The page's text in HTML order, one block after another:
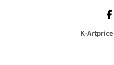
K-Artprice